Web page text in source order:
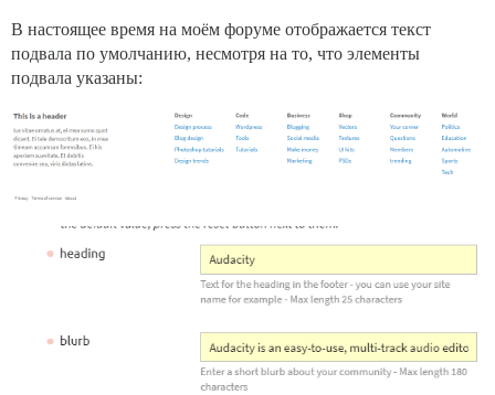
В настоящее время на моём форуме отображается текст
подвала по умолчанию, несмотря на то, что элементы
подвала указаны: